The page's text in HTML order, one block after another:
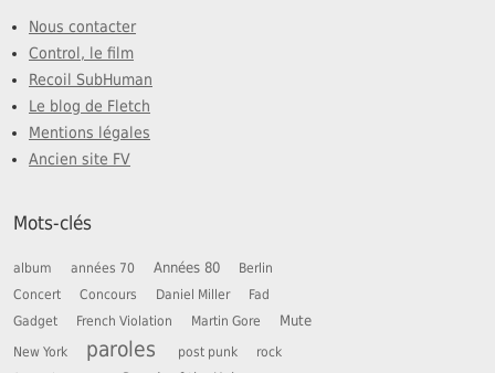
Nous contacter
Control, le film
Recoil SubHuman
Le blog de Fletch
Mentions légales
Ancien site FV
Mots-clés
album années 70 Années 80
Berlin
Concert
Concours Daniel Miller
Fad
Gadget
French Violation Martin Gore Mute
New York paroles post punk
rock